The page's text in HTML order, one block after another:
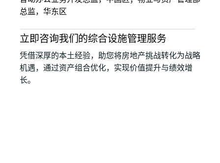
总监，华东区
立即咨询我们的综合设施管理服务
凭借深厚的本土经验，助您将房地产挑战转化为战略
机遇，通过资产组合优化，实现价值提升与绩效增
长。